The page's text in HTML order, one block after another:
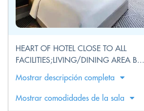
HEART OF HOTEL CLOSE TO ALL
FACILITIES;LIVING/DINING AREA B...
Mostrar descripción completa
Mostrar comodidades de la sala